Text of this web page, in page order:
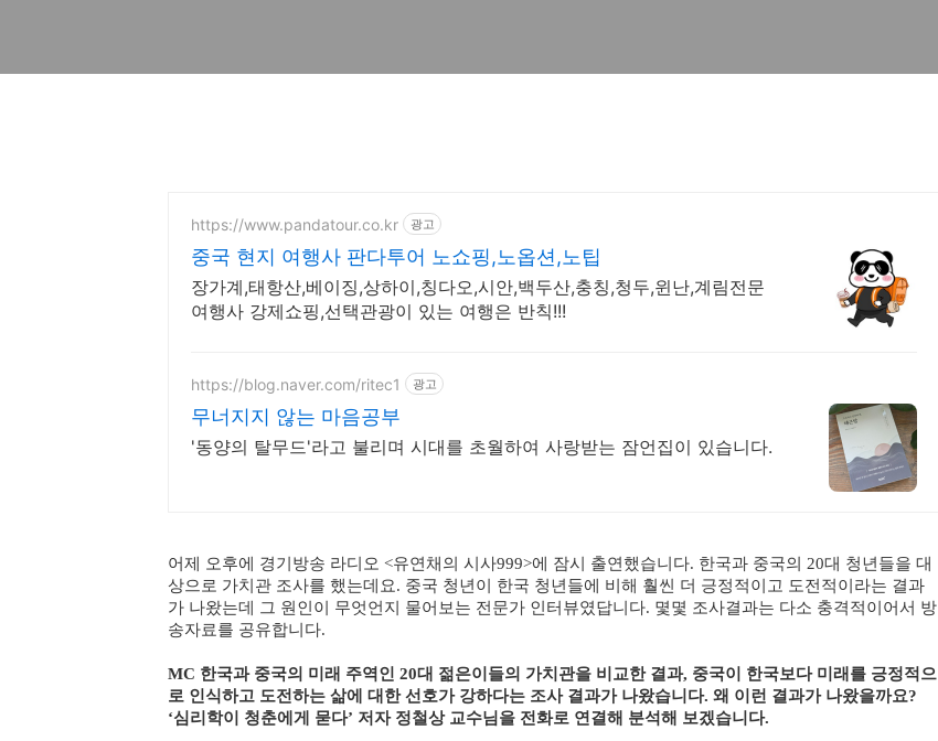
https://www.pandatour.co.kr 광고
중국 현지 여행사 판다투어 노쇼핑,노옵션,노팁
장가계,태항산,베이징,상하이,칭다오,시안,백두산,충칭,청두,윈난,계림전문
여행사 강제쇼핑,선택관광이 있는 여행은 반칙!!!
https://blog.naver.com/ritec1 광고
무너지지 않는 마음공부
'동양의 탈무드'라고 불리며 시대를 초월하여 사랑받는 잠언집이 있습니다.
어제 오후에 경기방송 라디오 <유연채의 시사999>에 잠시 출연했습니다. 한국과 중국의 20대 청년들을 대
상으로 가치관 조사를 했는데요. 중국 청년이 한국 청년들에 비해 훨씬 더 긍정적이고 도전적이라는 결과
가 나왔는데 그 원인이 무엇언지 물어보는 전문가 인터뷰였답니다. 몇몇 조사결과는 다소 충격적이어서 방
송자료를 공유합니다.
MC 한국과 중국의 미래 주역인 20대 젊은이들의 가치관을 비교한 결과, 중국이 한국보다 미래를 긍정적으
로 인식하고 도전하는 삶에 대한 선호가 강하다는 조사 결과가 나왔습니다. 왜 이런 결과가 나왔을까요?
‘심리학이 청춘에게 묻다’ 저자 정철상 교수님을 전화로 연결해 분석해 보겠습니다.